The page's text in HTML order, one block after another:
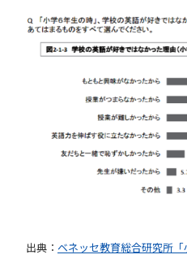
出典： ベネッセ教育総合研究所